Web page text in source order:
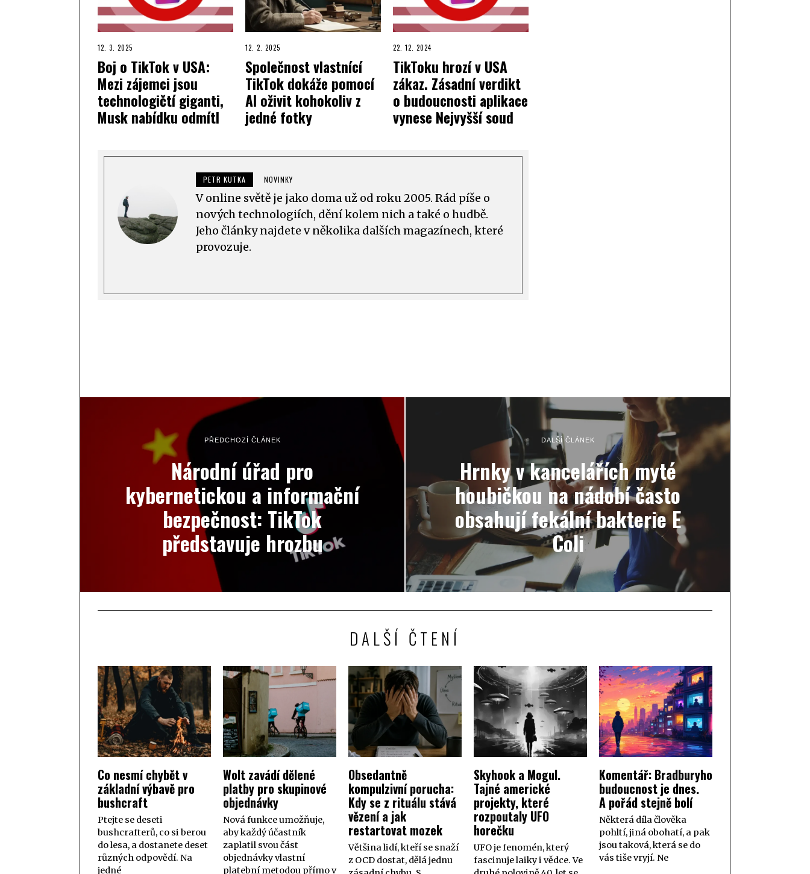
12. 3. 2025
Boj o TikTok v USA:
Mezi zájemci jsou
technologičtí giganti,
Musk nabídku odmítl
12. 2. 2025
Společnost vlastnící
TikTok dokáže pomocí
AI oživit kohokoliv z
jedné fotky
22. 12. 2024
TikToku hrozí v USA
zákaz. Zásadní verdikt
o budoucnosti aplikace
vynese Nejvyšší soud
PETR KUTKA NOVINKY
V online světě je jako doma už od roku 2005. Rád píše o
nových technologiích, dění kolem nich a také o hudbě.
Jeho články najdete v několika dalších magazínech, které
provozuje.
PŘEDCHOZÍ ČLÁNEK
Národní úřad pro
kybernetickou a informační
bezpečnost: TikTok
představuje hrozbu
DALŠÍ ČLÁNEK
Hrnky v kancelářích myté
houbičkou na nádobí často
obsahují fekální bakterie E
Coli
DALŠÍ ČTENÍ
Co nesmí chybět v
základní výbavě pro
bushcraft
Ptejte se deseti
bushcrafterů, co si berou
do lesa, a dostanete deset
různých odpovědí. Na
jedné
Wolt zavádí dělené
platby pro skupinové
objednávky
Nová funkce umožňuje,
aby každý účastník
zaplatil svou část
objednávky vlastní
platební metodou přímo v
Obsedantně
kompulzivní porucha:
Kdy se z rituálu stává
vězení a jak
restartovat mozek
Většina lidí, kteří se snaží
z OCD dostat, dělá jednu
Skyhook a Mogul.
Tajné americké
projekty, které
rozpoutaly UFO
horečku
UFO je fenomén, který
fascinuje laiky i vědce. Ve
Komentář: Bradburyho
budoucnost je dnes.
A pořád stejně bolí
Některá díla člověka
pohltí, jiná obohatí, a pak
jsou taková, která se do
vás tiše vryjí. Ne